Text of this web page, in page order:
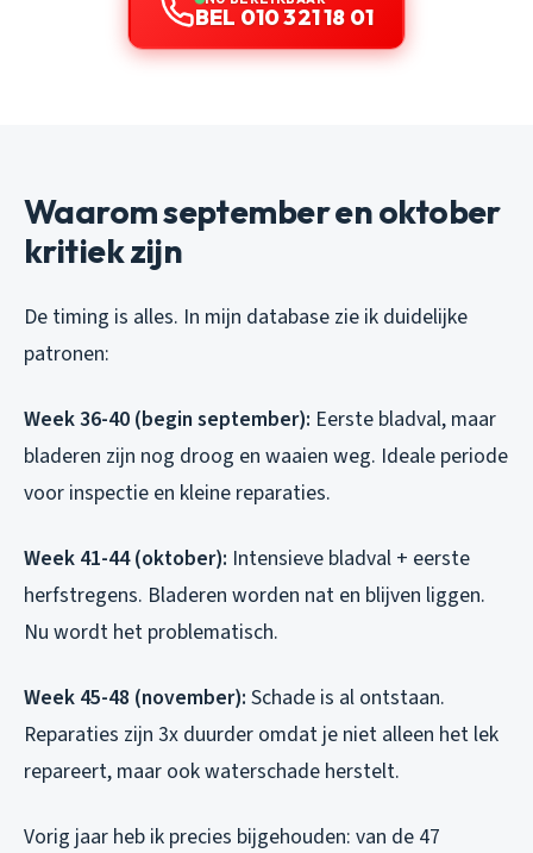
BEL 010 321 18 01
Waarom september en oktober
kritiek zijn
De timing is alles. In mijn database zie ik duidelijke
patronen:
Week 36-40 (begin september): Eerste bladval, maar
bladeren zijn nog droog en waaien weg. Ideale periode
voor inspectie en kleine reparaties.
Week 41-44 (oktober): Intensieve bladval + eerste
herfstregens. Bladeren worden nat en blijven liggen.
Nu wordt het problematisch.
Week 45-48 (november): Schade is al ontstaan.
Reparaties zijn 3x duurder omdat je niet alleen het lek
repareert, maar ook waterschade herstelt.
Vorig jaar heb ik precies bijgehouden: van de 47